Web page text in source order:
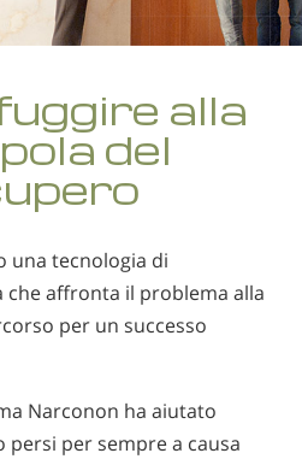
alla
del
una tecnologia di
affronta il problema alla
per un successo
Narconon ha aiutato
per sempre a causa